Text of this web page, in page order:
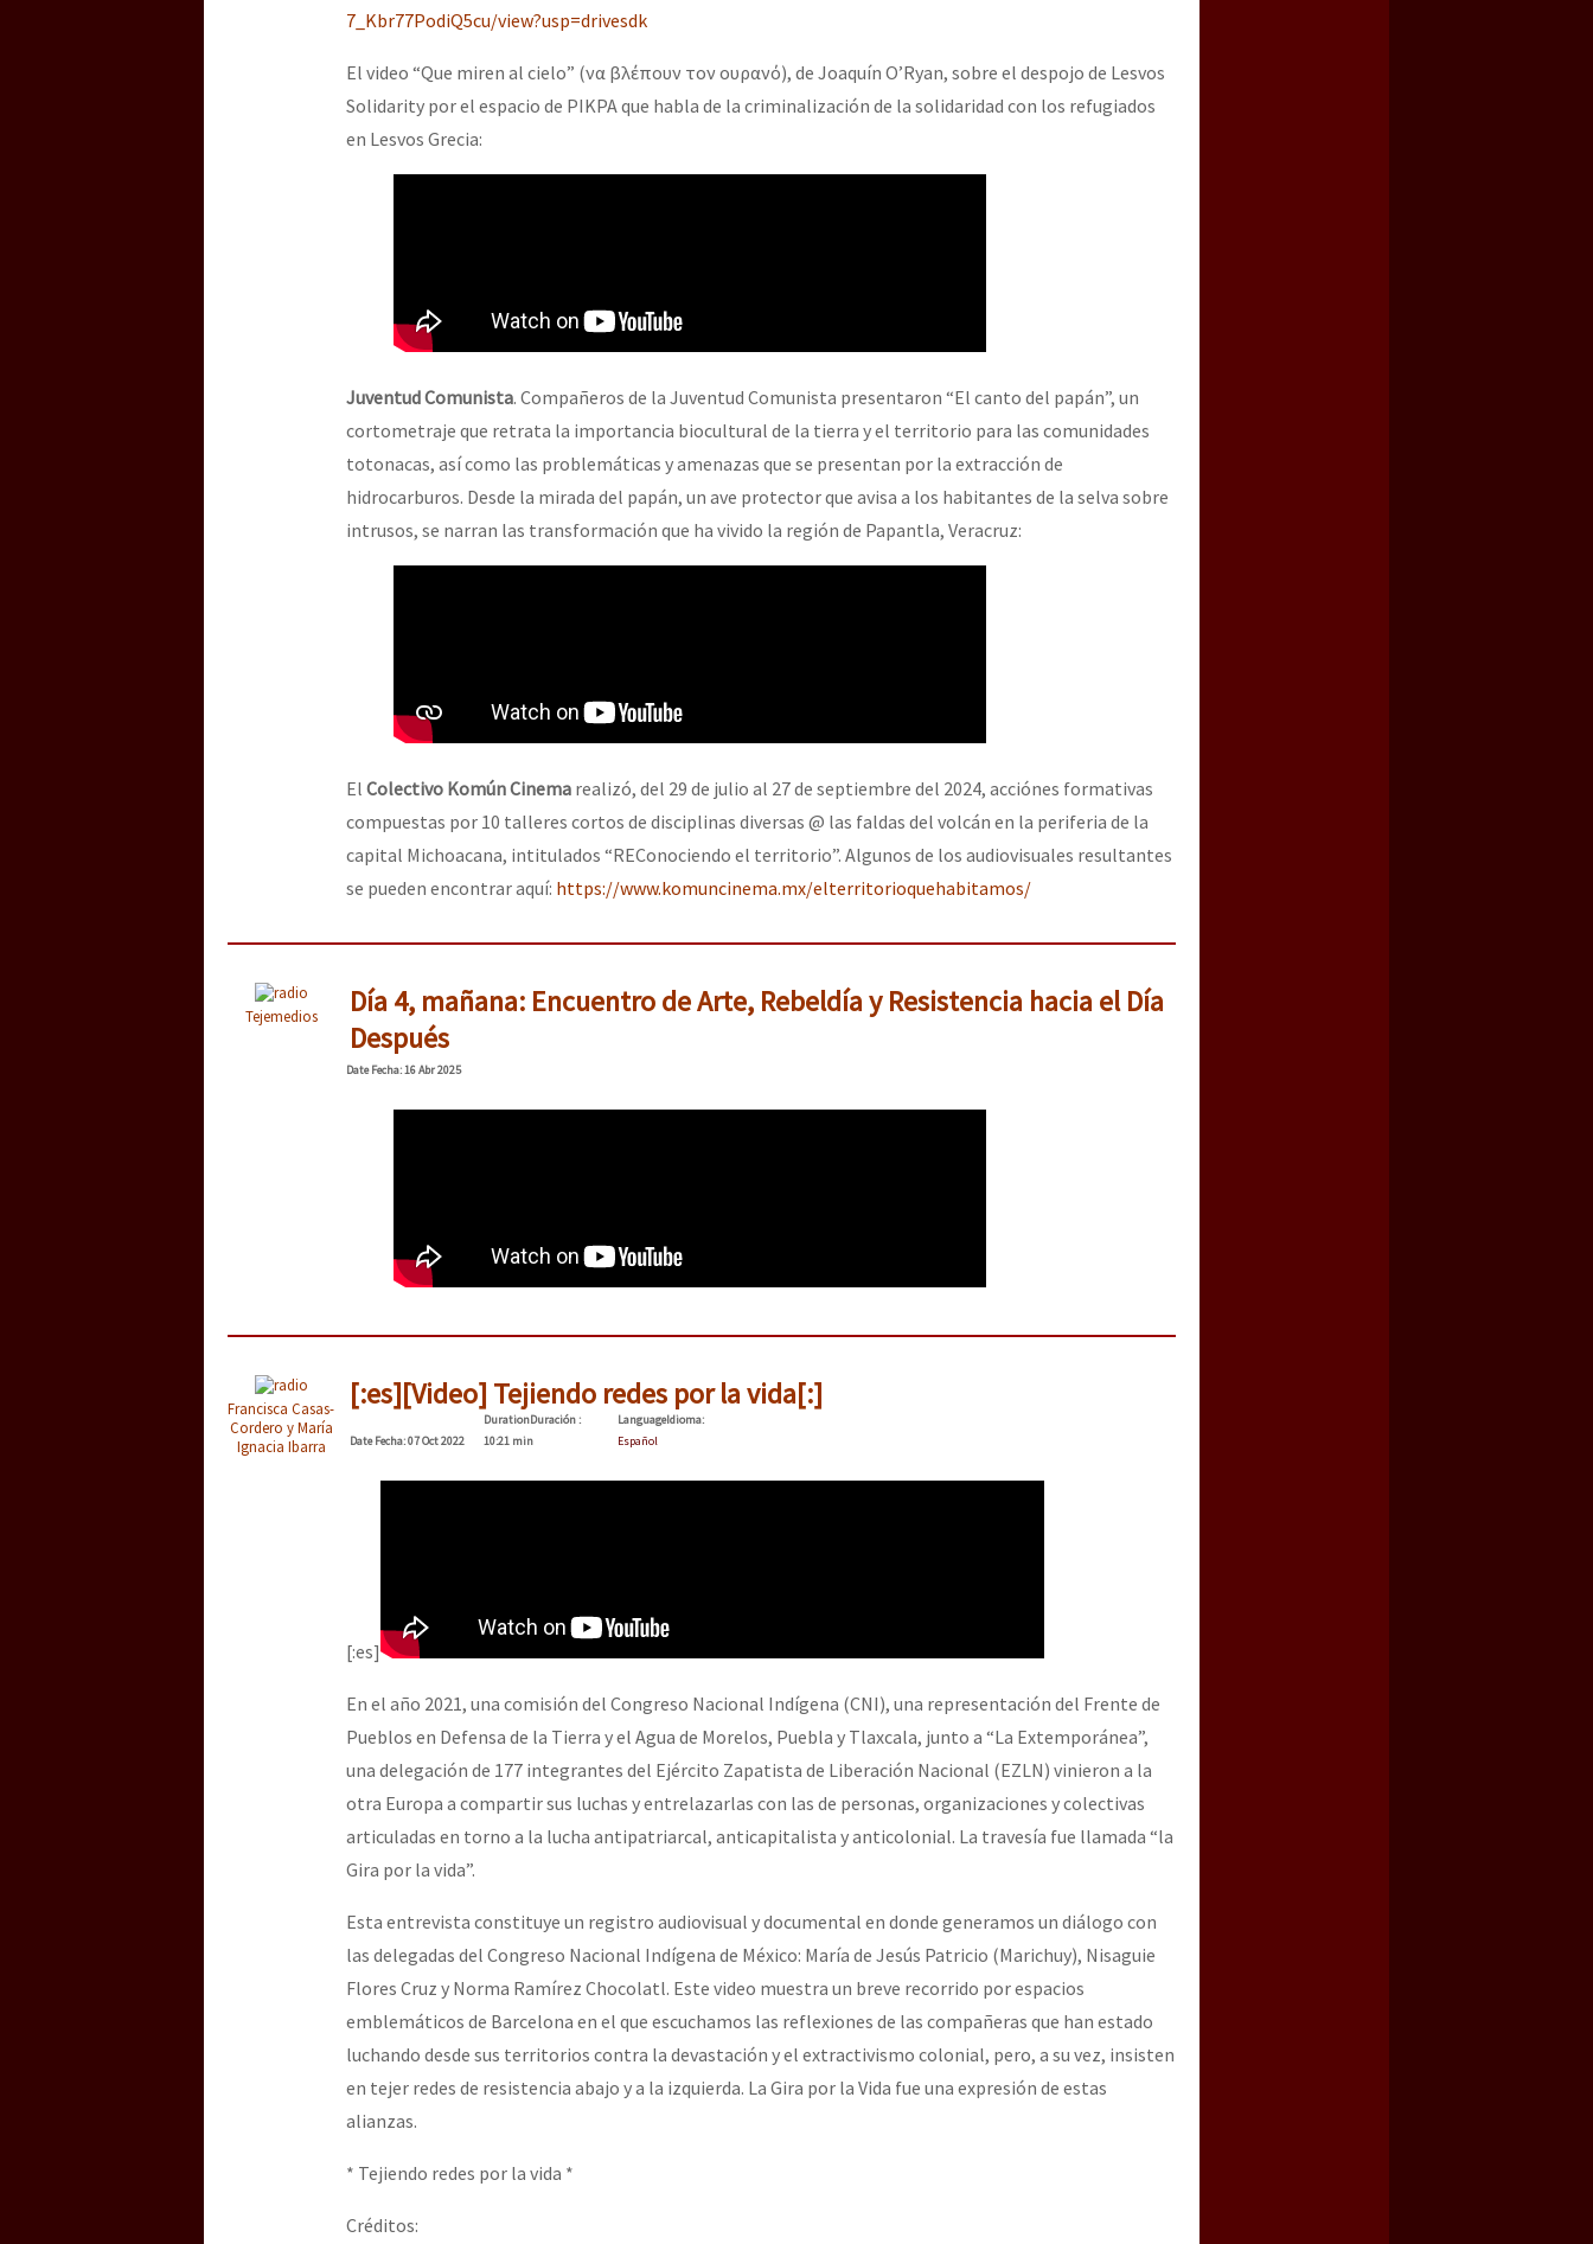
7_Kbr77PodiQ5cu/view?usp=drivesdk
El video “Que miren al cielo” (να βλέπουν τον ουρανό), de Joaquín O’Ryan, sobre el despojo de Lesvos
Solidarity por el espacio de PIKPA que habla de la criminalización de la solidaridad con los refugiados
en Lesvos Grecia:
Juventud Comunista. Compañeros de la Juventud Comunista presentaron “El canto del papán”, un
cortometraje que retrata la importancia biocultural de la tierra y el territorio para las comunidades
totonacas, así como las problemáticas y amenazas que se presentan por la extracción de
hidrocarburos. Desde la mirada del papán, un ave protector que avisa a los habitantes de la selva sobre
intrusos, se narran las transformación que ha vivido la región de Papantla, Veracruz:
El Colectivo Komún Cinema realizó, del 29 de julio al 27 de septiembre del 2024, acciónes formativas
compuestas por 10 talleres cortos de disciplinas diversas @ las faldas del volcán en la periferia de la
capital Michoacana, intitulados “REConociendo el territorio”. Algunos de los audiovisuales resultantes
se pueden encontrar aquí: https://www.komuncinema.mx/elterritorioquehabitamos/
Tejemedios
Día 4, mañana: Encuentro de Arte, Rebeldía y Resistencia hacia el Día
Después
DateFecha: 16 Abr 2025
Francisca Casas-
Cordero y María
Ignacia Ibarra
[:es][Video] Tejiendo redes por la vida[:]
DateFecha: 07 Oct 2022
DurationDuración:
10:21 min
LanguageIdioma:
Español
[:es]
En el año 2021, una comisión del Congreso Nacional Indígena (CNI), una representación del Frente de
Pueblos en Defensa de la Tierra y el Agua de Morelos, Puebla y Tlaxcala, junto a “La Extemporánea”,
una delegación de 177 integrantes del Ejército Zapatista de Liberación Nacional (EZLN) vinieron a la
otra Europa a compartir sus luchas y entrelazarlas con las de personas, organizaciones y colectivas
articuladas en torno a la lucha antipatriarcal, anticapitalista y anticolonial. La travesía fue llamada “la
Gira por la vida”.
Esta entrevista constituye un registro audiovisual y documental en donde generamos un diálogo con
las delegadas del Congreso Nacional Indígena de México: María de Jesús Patricio (Marichuy), Nisaguie
Flores Cruz y Norma Ramírez Chocolatl. Este video muestra un breve recorrido por espacios
emblemáticos de Barcelona en el que escuchamos las reflexiones de las compañeras que han estado
luchando desde sus territorios contra la devastación y el extractivismo colonial, pero, a su vez, insisten
en tejer redes de resistencia abajo y a la izquierda. La Gira por la Vida fue una expresión de estas
alianzas.
* Tejiendo redes por la vida *
Créditos: